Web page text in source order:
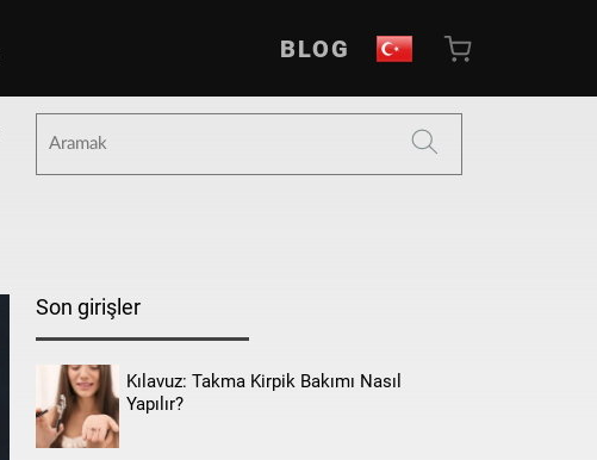
BLOG
Son girişler
Kılavuz: Takma Kirpik Bakımı Nasıl
Yapılır?